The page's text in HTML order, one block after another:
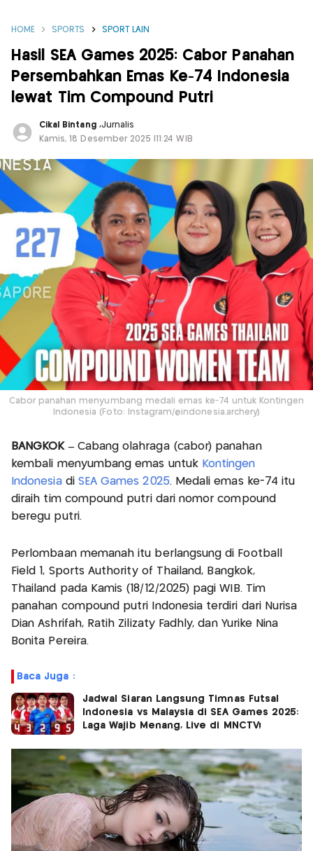
HOME SPORTS SPORT LAIN
Hasil SEA Games 2025: Cabor Panahan
Persembahkan Emas Ke-74 Indonesia
lewat Tim Compound Putri
Cikal Bintang ,Jurnalis
Kamis, 18 Desember 2025 |11:24 WIB
Cabor panahan menyumbang medali emas ke-74 untuk Kontingen
Indonesia (Foto: Instagram/@indonesia.archery)
BANGKOK – Cabang olahraga (cabor) panahan
kembali menyumbang emas untuk Kontingen
Indonesiadi SEA Games 2025. Medali emas ke-74 itu
diraih tim compound putri dari nomor compound
beregu putri.
Perlombaan memanah itu berlangsung di Football
Field 1, Sports Authority of Thailand, Bangkok,
Thailand pada Kamis (18/12/2025) pagi WIB. Tim
panahan compound putri Indonesia terdiri dari Nurisa
Dian Ashrifah, Ratih Zilizaty Fadhly, dan Yurike Nina
Bonita Pereira.
Baca Juga :
Jadwal Siaran Langsung Timnas Futsal
Indonesia vs Malaysia di SEA Games 2025:
Laga Wajib Menang, Live di MNCTV!